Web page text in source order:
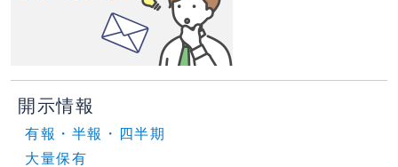
開示情報
有報・半報・四半期
大量保有